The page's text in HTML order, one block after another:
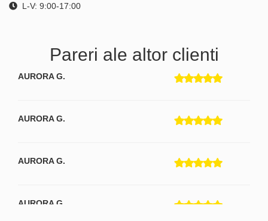
L-V: 9:00-17:00
Pareri ale altor clienti
AURORA G.
AURORA G.
AURORA G.
AURORA G.